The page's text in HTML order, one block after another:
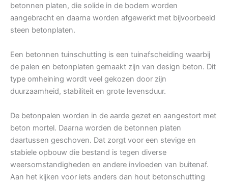
betonnen platen, die solide in de bodem worden
aangebracht en daarna worden afgewerkt met bijvoorbeeld
steen betonplaten.
Een betonnen tuinschutting is een tuinafscheiding waarbij
de palen en betonplaten gemaakt zijn van design beton. Dit
type omheining wordt veel gekozen door zijn
duurzaamheid, stabiliteit en grote levensduur.
De betonpalen worden in de aarde gezet en aangestort met
beton mortel. Daarna worden de betonnen platen
daartussen geschoven. Dat zorgt voor een stevige en
stabiele opbouw die bestand is tegen diverse
weersomstandigheden en andere invloeden van buitenaf.
Aan het kijken voor iets anders dan hout betonschutting